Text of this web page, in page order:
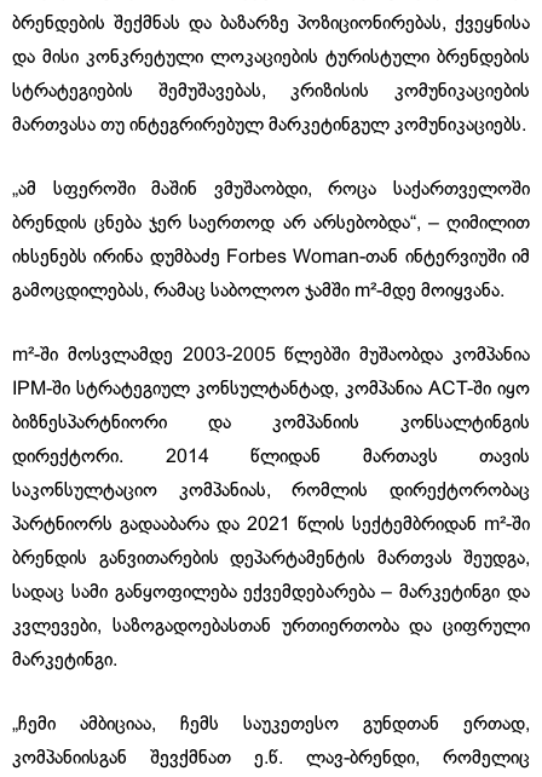
ბრენდების შექმნას და ბაზარზე პოზიციონირებას, ქვეყნისა
და მისი კონკრეტული ლოკაციების ტურისტული ბრენდების
სტრატეგიების შემუშავებას, კრიზისის კომუნიკაციების
მართვასა თუ ინტეგრირებულ მარკეტინგულ კომუნიკაციებს.
„ამ სფეროში მაშინ ვმუშაობდი, როცა საქართველოში
ბრენდის ცნება ჯერ საერთოდ არ არსებობდა“, – ღიმილით
იხსენებს ირინა დუმბაძე Forbes Woman-თან ინტერვიუში იმ
გამოცდილებას, რამაც საბოლოო ჯამში m²-მდე მოიყვანა.
m²-ში მოსვლამდე 2003-2005 წლებში მუშაობდა კომპანია
IPM-ში სტრატეგიულ კონსულტანტად, კომპანია ACT-ში იყო
ბიზნესპარტნიორი და კომპანიის კონსალტინგის
დირექტორი. 2014 წლიდან მართავს თავის
საკონსულტაციო კომპანიას, რომლის დირექტორობაც
პარტნიორს გადააბარა და 2021 წლის სექტემბრიდან m²-ში
ბრენდის განვითარების დეპარტამენტის მართვას შეუდგა,
სადაც სამი განყოფილება ექვემდებარება – მარკეტინგი და
კვლევები, საზოგადოებასთან ურთიერთობა და ციფრული
მარკეტინგი.
„ჩემი ამბიციაა, ჩემს საუკეთესო გუნდთან ერთად,
კომპანიისგან შევქმნათ ე.წ. ლავ-ბრენდი, რომელიც